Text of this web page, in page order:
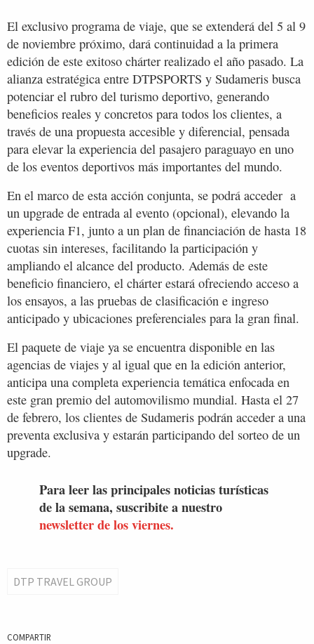
El exclusivo programa de viaje, que se extenderá del 5 al 9
de noviembre próximo, dará continuidad a la primera
edición de este exitoso chárter realizado el año pasado. La
alianza estratégica entre DTPSPORTS y Sudameris busca
potenciar el rubro del turismo deportivo, generando
beneficios reales y concretos para todos los clientes, a
través de una propuesta accesible y diferencial, pensada
para elevar la experiencia del pasajero paraguayo en uno
de los eventos deportivos más importantes del mundo.
En el marco de esta acción conjunta, se podrá acceder a
un upgrade de entrada al evento (opcional), elevando la
experiencia F1, junto a un plan de financiación de hasta 18
cuotas sin intereses, facilitando la participación y
ampliando el alcance del producto. Además de este
beneficio financiero, el chárter estará ofreciendo acceso a
los ensayos, a las pruebas de clasificación e ingreso
anticipado y ubicaciones preferenciales para la gran final.
El paquete de viaje ya se encuentra disponible en las
agencias de viajes y al igual que en la edición anterior,
anticipa una completa experiencia temática enfocada en
este gran premio del automovilismo mundial. Hasta el 27
de febrero, los clientes de Sudameris podrán acceder a una
preventa exclusiva y estarán participando del sorteo de un
upgrade.
Para leer las principales noticias turísticas
de la semana, suscribite a nuestro
newsletter de los viernes.
DTP TRAVEL GROUP
COMPARTIR